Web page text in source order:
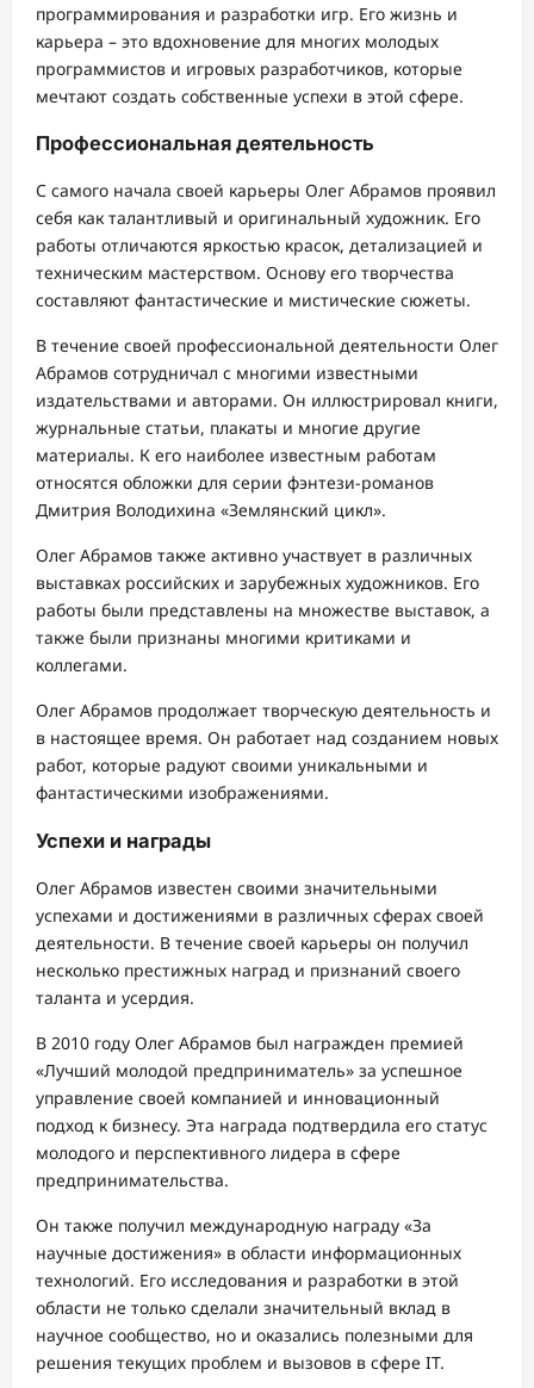
программирования и разработки игр. Его жизнь и
карьера – это вдохновение для многих молодых
программистов и игровых разработчиков, которые
мечтают создать собственные успехи в этой сфере.
Профессиональная деятельность
С самого начала своей карьеры Олег Абрамов проявил
себя как талантливый и оригинальный художник. Его
работы отличаются яркостью красок, детализацией и
техническим мастерством. Основу его творчества
составляют фантастические и мистические сюжеты.
В течение своей профессиональной деятельности Олег
Абрамов сотрудничал с многими известными
издательствами и авторами. Он иллюстрировал книги,
журнальные статьи, плакаты и многие другие
материалы. К его наиболее известным работам
относятся обложки для серии фэнтези-романов
Дмитрия Володихина «Землянский цикл».
Олег Абрамов также активно участвует в различных
выставках российских и зарубежных художников. Его
работы были представлены на множестве выставок, а
также были признаны многими критиками и
коллегами.
Олег Абрамов продолжает творческую деятельность и
в настоящее время. Он работает над созданием новых
работ, которые радуют своими уникальными и
фантастическими изображениями.
Успехи и награды
Олег Абрамов известен своими значительными
успехами и достижениями в различных сферах своей
деятельности. В течение своей карьеры он получил
несколько престижных наград и признаний своего
таланта и усердия.
В 2010 году Олег Абрамов был награжден премией
«Лучший молодой предприниматель» за успешное
управление своей компанией и инновационный
подход к бизнесу. Эта награда подтвердила его статус
молодого и перспективного лидера в сфере
предпринимательства.
Он также получил международную награду «За
научные достижения» в области информационных
технологий. Его исследования и разработки в этой
области не только сделали значительный вклад в
научное сообщество, но и оказались полезными для
решения текущих проблем и вызовов в сфере IT.